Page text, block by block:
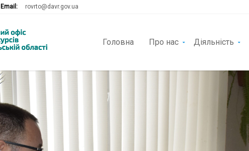
Email: rovrto@davr.gov.ua
Головна Про нас Діяльність